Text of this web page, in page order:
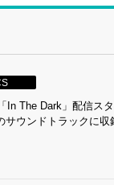
In The Dark」配信ス
ウンドトラックに収